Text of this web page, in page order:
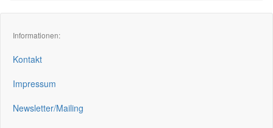
Informationen:
Kontakt
Impressum
Newsletter/Mailing